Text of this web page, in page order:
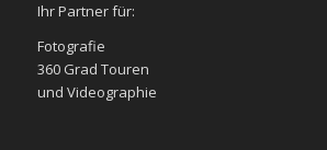
Ihr Partner für:
Fotografie
360 Grad Touren
und Videographie